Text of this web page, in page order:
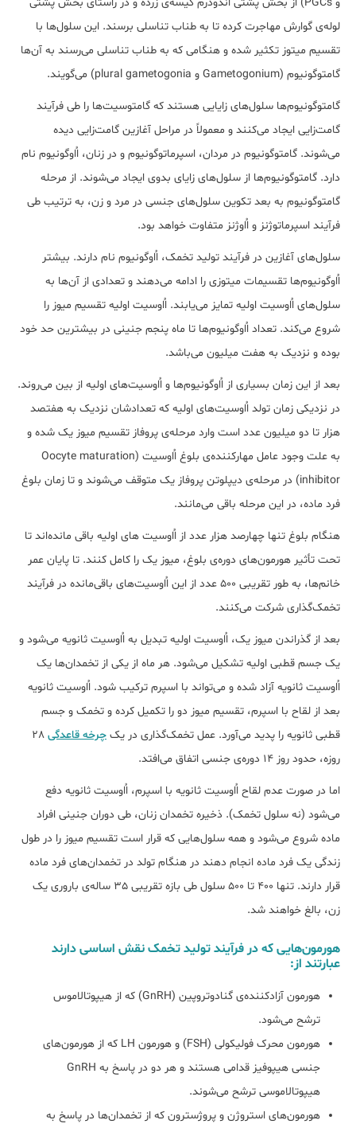
لوله‌ی گوارش مهاجرت کرده تا به طناب تناسلی برسند. این سلول‌ها با
تقسیم میتوز تکثیر شده و هنگامی که به طناب تناسلی می‌رسند به آن‌ها
گامتوگونیوم (Gametogonium و plural gametogonia) می‌گویند.
گامتوگونیوم‌ها سلول‌های زایایی هستند که گامتوسیت‌ها را طی فرآیند
گامت‌زایی ایجاد می‌کنند و معمولاً در مراحل آغازین گامت‌زایی دیده
می‌شوند. گامتوگونیوم در مردان، اسپرماتوگونیوم و در زنان، اُاوگونیوم نام
دارد. گامتوگونیوم‌ها از سلول‌های زایای بدوی ایجاد می‌شوند. از مرحله
گامتوگونیوم به بعد تکوین سلول‌های جنسی در مرد و زن، به ترتیب طی
فرآیند اسپرماتوژنز و اُاوژنز متفاوت خواهد بود.
سلول‌های آغازین در فرآیند تولید تخمک، اُاوگونیوم نام دارند. بیشتر
اُاوگونیوم‌ها تقسیمات میتوزی را ادامه می‌دهند و تعدادی از آن‌ها به
سلول‌های اُاوسیت اولیه تمایز می‌یابند. اُاوسیت اولیه تقسیم میوز را
شروع می‌کند. تعداد اُاوگونیوم‌ها تا ماه پنجم جنینی در بیشترین حد خود
بوده و نزدیک به هفت میلیون می‌باشد.
بعد از این زمان بسیاری از اُاوگونیوم‌ها و اُاوسیت‌های اولیه از بین می‌روند.
در نزدیکی زمان تولد اُاوسیت‌‌های اولیه که تعدادشان نزدیک به هفتصد
هزار تا دو میلیون عدد است وارد مرحله‌ی پروفاز تقسیم میوز یک شده‌ و
به علت وجود عامل مهارکننده‌ی بلوغ اُاوسیت (Oocyte maturation
inhibitor) در مرحله‌ی دیپلوتن پروفاز یک متوقف می‌شوند و تا زمان بلوغ
فرد ماده، در این مرحله باقی می‌مانند.
هنگام بلوغ تنها چهارصد هزار عدد از اُاوسیت ‌های اولیه باقی مانده‌اند تا
تحت تأثیر هورمون‌های دوره‌ی بلوغ، میوز یک را کامل ‌کنند. تا پایان عمر
خانم‌ها، به طور تقریبی ۵۰۰ عدد از این اُاوسیت‌های باقی‌مانده در فرآیند
تخمک‌گذاری شرکت می‌کنند.
بعد از گذراندن میوز یک، اُاوسیت اولیه تبدیل به اُاوسیت ثانویه می‌شود و
یک جسم قطبی اولیه تشکیل می‌شود. هر ماه از یکی از تخمدان‌ها یک
اُاوسیت ثانویه آزاد شده و می‌تواند با اسپرم ترکیب شود. اُاوسیت ثانویه
بعد از لقاح با اسپرم، تقسیم میوز دو را تکمیل کرده و تخمک و جسم
قطبی ثانویه را پدید می‌آورد. عمل تخمک‌گذاری در یک چرخه قاعدگی 28
روزه، حدود روز ۱۴ دوره‌ی جنسی اتفاق می‌افتد.
اما در صورت عدم لقاح اُاوسیت ثانویه با اسپرم، اُاوسیت ثانویه دفع
می‌شود (نه سلول تخمک). ذخیره تخمدان زنان، طی دوران جنینی افراد
ماده شروع می‌شود و همه سلول‌هایی که قرار است تقسیم میوز را در طول
زندگی یک فرد ماده انجام دهند در هنگام تولد در تخمدان‌های فرد ماده
قرار دارند. تنها 400 تا 500 سلول طی بازه تقریبی 35 ساله‌ی باروری یک
زن، بالغ خواهند شد.
هورمون‌هایی که در فرآیند تولید تخمک نقش اساسی دارند
عبارتند از:
هورمون آزادکننده‌ی گنادوتروپین (GnRH) که از هیپوتالاموس
ترشح می‌شود.
هورمون محرک فولیکولی (FSH) و هورمون LH که از هورمون‌های
جنسی هیپوفیز قدامی هستند و هر دو در پاسخ به GnRH
هیپوتالاموسی ترشح می‌شوند.
هورمون‌های استروژن و پروژسترون که از تخمدان‌ها در پاسخ به